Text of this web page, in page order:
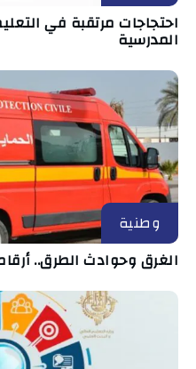
احتجاجات مرتقبة في
المدرسية
وطنية
الغرق وحوادث الطرق..